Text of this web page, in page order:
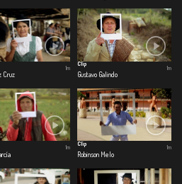
Cruz
1m
Clip
Gustavo Galindo
1m
1m
Clip
Robinson Melo
1m